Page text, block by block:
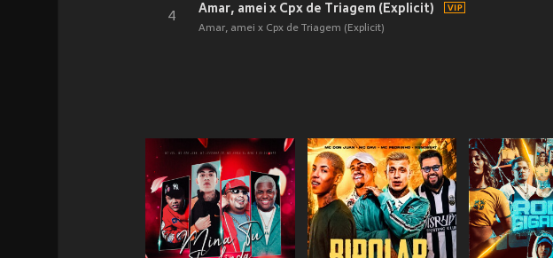
4
Amar, amei x Cpx de Triagem (Explicit)
Amar, amei x Cpx de Triagem (Explicit)